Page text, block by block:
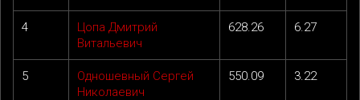
4
Цопа Дмитрий
Витальевич
628.26 6.27
5
Одношевный Сергей
Николаевич
550.09 3.22